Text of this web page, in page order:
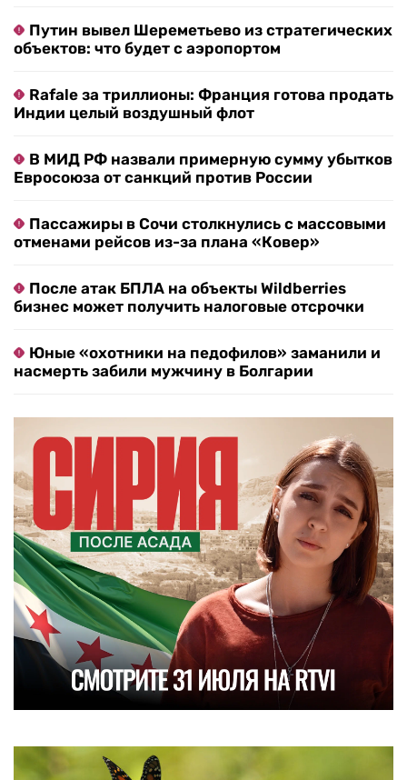
Путин вывел Шереметьево из стратегических
объектов: что будет с аэропортом
Rafale за триллионы: Франция готова продать
Индии целый воздушный флот
В МИД РФ назвали примерную сумму убытков
Евросоюза от санкций против России
Пассажиры в Сочи столкнулись с массовыми
отменами рейсов из-за плана «Ковер»
После атак БПЛА на объекты Wildberries
бизнес может получить налоговые отсрочки
Юные «охотники на педофилов» заманили и
насмерть забили мужчину в Болгарии